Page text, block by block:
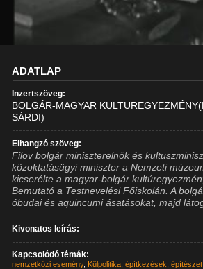
ADATLAP
Inzertszöveg:
BOLGÁR-MAGYAR
SÁRDI)
Elhangzó szöveg:
Filov bolgár miniszterelnök és
közoktatásügyi miniszter a Nemzeti
kicserélte a magyar-bolgár
Bemutató a Testnevelési Főiskolán. A
óbudai és aquincumi ásatásokat, majd
Kivonatos leírás:
Kapcsolódó témák:
nemzetközi esemény, Külpolitika ,építkezések ,építészet